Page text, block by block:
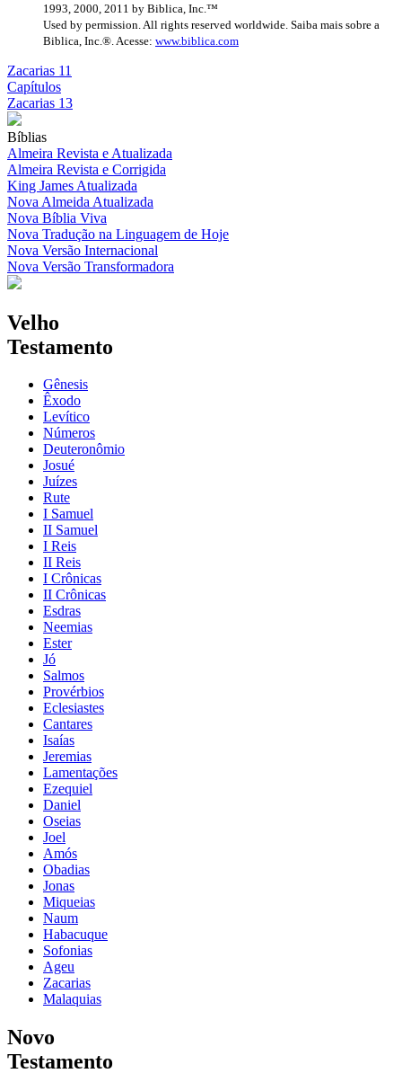
1993, 2000, 2011 by Biblica, Inc.™
Used by permission. All rights reserved worldwide. Saiba mais sobre a
Biblica, Inc.®. Acesse: www.biblica.com
Zacarias 11
Capítulos
Zacarias 13
Bíblias
Almeira Revista e Atualizada
Almeira Revista e Corrigida
King James Atualizada
Nova Almeida Atualizada
Nova Bíblia Viva
Nova Tradução na Linguagem de Hoje
Nova Versão Internacional
Nova Versão Transformadora
Velho
Testamento
Gênesis
Êxodo
Levítico
Números
Deuteronômio
Josué
Juízes
Rute
I Samuel
II Samuel
I Reis
II Reis
I Crônicas
II Crônicas
Esdras
Neemias
Ester
Jó
Salmos
Provérbios
Eclesiastes
Cantares
Isaías
Jeremias
Lamentações
Ezequiel
Daniel
Oseias
Joel
Amós
Obadias
Jonas
Miqueias
Naum
Habacuque
Sofonias
Ageu
Zacarias
Malaquias
Novo
Testamento